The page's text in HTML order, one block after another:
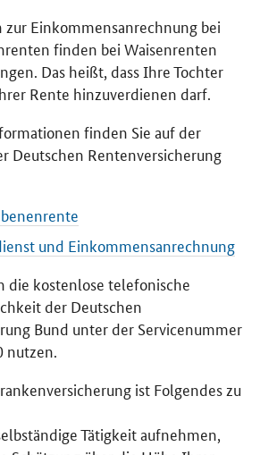
zur Einkommensanrechnung bei
finden bei Waisenrenten
Das heißt, dass Ihre Tochter
Rente hinzuverdienen darf.
finden Sie auf der
Deutschen Rentenversicherung
und Einkommensanrechnung
die kostenlose telefonische
der Deutschen
Bund unter der Servicenummer
nutzen.
ist Folgendes zu
Tätigkeit aufnehmen,